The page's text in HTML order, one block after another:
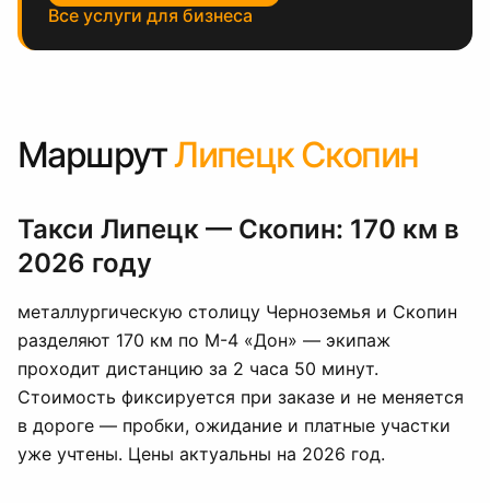
Все услуги для бизнеса
МаршрутЛипецк Скопин
Такси Липецк — Скопин: 170 км в
2026 году
металлургическую столицу Черноземья и Скопин
разделяют 170 км по М-4 «Дон» — экипаж
проходит дистанцию за 2 часа 50 минут.
Стоимость фиксируется при заказе и не меняется
в дороге — пробки, ожидание и платные участки
уже учтены. Цены актуальны на 2026 год.